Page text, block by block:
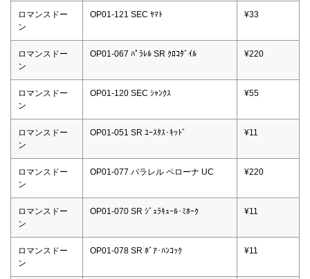
ロマンスドー
ン
OP01-121 SEC ﾔﾏﾄ ¥33
ロマンスドー
ン
OP01-067 ﾊﾟﾗﾚﾙ SR ｸﾛｺﾀﾞｲﾙ ¥220
ロマンスドー
ン
OP01-120 SEC ｼｬﾝｸｽ ¥55
ロマンスドー
ン
OP01-051 SR ﾕｰｽﾀｽ･ｷｯﾄﾞ ¥11
ロマンスドー
ン
OP01-077 パラレル ペローナ UC ¥220
ロマンスドー
ン
OP01-070 SR ｼﾞｭﾗｷｭｰﾙ･ﾐﾎｰｸ ¥11
ロマンスドー
ン
OP01-078 SR ﾎﾞｱ･ﾊﾝｺｯｸ ¥11